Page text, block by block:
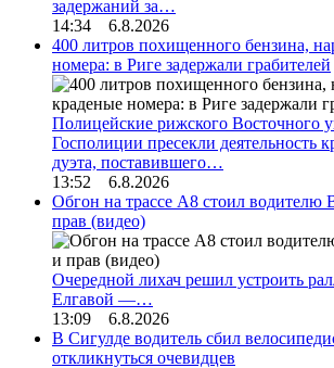
задержаний за…
14:34 6.8.2026
400 литров похищенного бензина,
номера: в Риге задержали грабителей
Полицейские рижского Восточного
Госполиции пресекли деятельность
дуэта, поставившего…
13:52 6.8.2026
Обгон на трассе А8 стоил водителю
прав (видео)
Очередной лихач решил устроить
Елгавой —…
13:09 6.8.2026
В Сигулде водитель сбил
откликнуться очевидцев